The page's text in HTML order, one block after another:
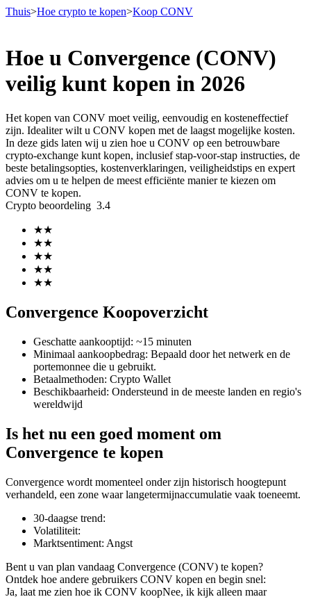
Termijncontracten
USDT-futures
Futures met USDT als onderpand
COIN-M-futures
Cryptocurrency-futures
TradFi
Thuis>Hoe crypto te kopen>Koop CONV
Hoe u Convergence (CONV)
veilig kunt kopen in 2026
Het kopen van CONV moet veilig, eenvoudig en kosteneffectief
zijn. Idealiter wilt u CONV kopen met de laagst mogelijke kosten.
In deze gids laten wij u zien hoe u CONV op een betrouwbare
crypto-exchange kunt kopen, inclusief stap-voor-stap instructies, de
beste betalingsopties, kostenverklaringen, veiligheidstips en expert
advies om u te helpen de meest efficiënte manier te kiezen om
CONV te kopen.
Crypto beoordeling 3.4
★★
★★
★★
★★
★★
Convergence Koopoverzicht
Geschatte aankooptijd: ~15 minuten
Minimaal aankoopbedrag: Bepaald door het netwerk en de
portemonnee die u gebruikt.
Betaalmethoden: Crypto Wallet
Beschikbaarheid: Ondersteund in de meeste landen en regio's
wereldwijd
Is het nu een goed moment om
Convergence te kopen
Convergence wordt momenteel onder zijn historisch hoogtepunt
verhandeld, een zone waar langetermijnaccumulatie vaak toeneemt.
30-daagse trend:
Volatiliteit:
Marktsentiment: Angst
Bent u van plan vandaag Convergence (CONV) te kopen?
Ontdek hoe andere gebruikers CONV kopen en begin snel:
Ja, laat me zien hoe ik CONV koopNee, ik kijk alleen maar